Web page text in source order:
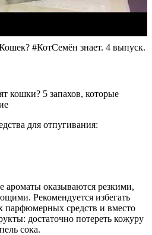
#КотСемён знает. 4 выпуск.
кошки? 5 запахов, которые
для отпугивания:
ароматы оказываются резкими,
Рекомендуется избегать
парфюмерных средств и вместо
достаточно потереть кожуру
сока.